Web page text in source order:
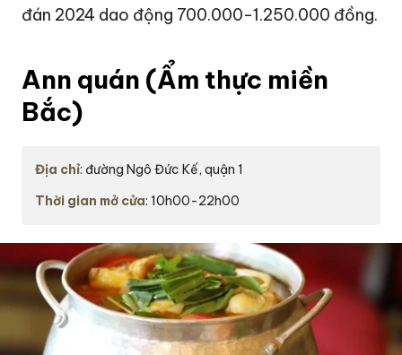
đán 2024 dao động 700.000-1.250.000 đồng.
Ann quán (Ẩm thực miền
Bắc)
Địa chỉ: đường Ngô Đức Kế, quận 1
Thời gian mở cửa: 10h00-22h00